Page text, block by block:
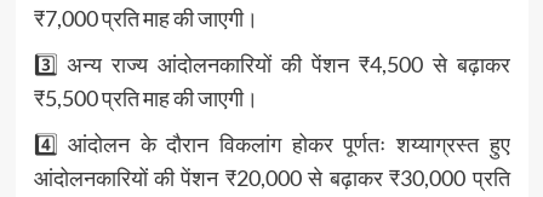
₹7,000 प्रति माह की जाएगी।
3️⃣ अन्य राज्य आंदोलनकारियों की पेंशन ₹4,500 से बढ़ाकर
₹5,500 प्रति माह की जाएगी।
4️⃣ आंदोलन के दौरान विकलांग होकर पूर्णतः शय्याग्रस्त हुए
आंदोलनकारियों की पेंशन ₹20,000 से बढ़ाकर ₹30,000 प्रति